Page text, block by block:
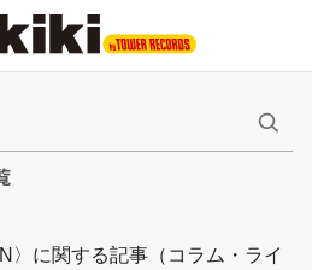
〉に関する記事（コラム・ライ